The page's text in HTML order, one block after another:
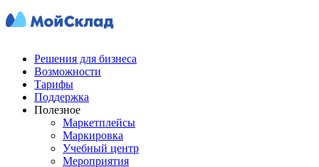
Решения для бизнеса
Возможности
Тарифы
Поддержка
Полезное
Маркетплейсы
Маркировка
Учебный центр
Мероприятия